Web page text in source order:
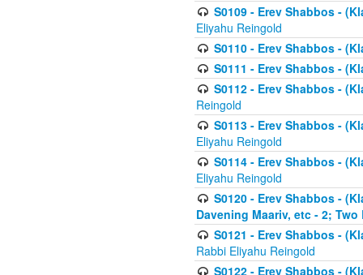
S0109 - Erev Shabbos -
Eliyahu Reingold
S0110 - Erev Shabbos -
S0111 - Erev Shabbos -
S0112 - Erev Shabbos -
Reingold
S0113 - Erev Shabbos -
Eliyahu Reingold
S0114 - Erev Shabbos -
Eliyahu Reingold
S0120 - Erev Shabbos -
Davening Maariv, etc - 2;
S0121 - Erev Shabbos -
Rabbi Eliyahu Reingold
S0122 - Erev Shabbos -